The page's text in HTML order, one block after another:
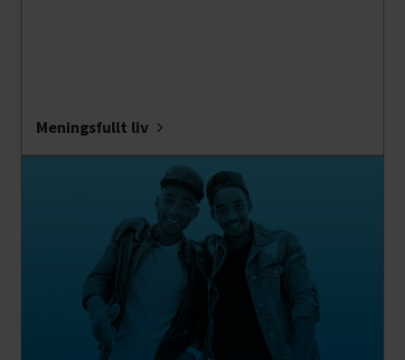
Meningsfullt liv